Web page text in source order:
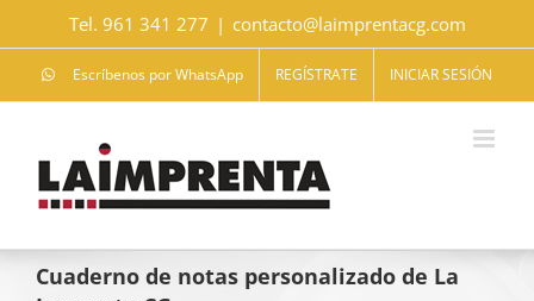
Tel. 961 341 277 | contacto@laimprentacg.com
Escríbenos por WhatsApp REGÍSTRATE INICIAR SESIÓN
Cuaderno de notas personalizado de La